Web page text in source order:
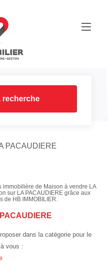
recherche
PACAUDIERE
immobilière de Maison à vendre LA
sur LA PACAUDIERE grâce aux
de HB IMMOBILIER.
dans la catégorie pour le
vous :